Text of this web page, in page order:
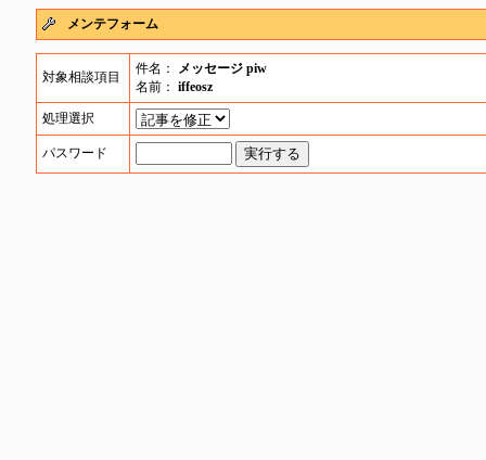
メンテフォーム
対象相談項目
件名：
メッセージ piw
名前： iffeosz
処理選択
パスワード